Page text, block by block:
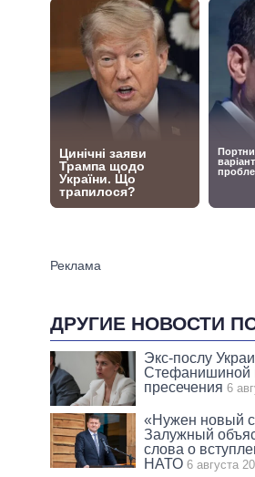
ДРУГИЕ НОВОСТИ
Экс-послу
Стефанишиной
пресечения 6
«Нужен новый
Залужный
слова о
НАТО 6 августа